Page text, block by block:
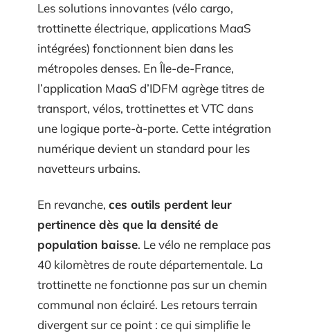
Les solutions innovantes (vélo cargo,
trottinette électrique, applications MaaS
intégrées) fonctionnent bien dans les
métropoles denses. En Île-de-France,
l’application MaaS d’IDFM agrège titres de
transport, vélos, trottinettes et VTC dans
une logique porte-à-porte. Cette intégration
numérique devient un standard pour les
navetteurs urbains.
En revanche, ces outils perdent leur
pertinence dès que la densité de
population baisse. Le vélo ne remplace pas
40 kilomètres de route départementale. La
trottinette ne fonctionne pas sur un chemin
communal non éclairé. Les retours terrain
divergent sur ce point : ce qui simplifie le